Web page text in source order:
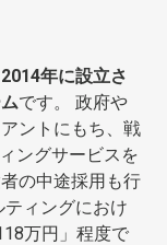
2014年に設立さ
です。 政府や
ントにもち、戦
ングサービスを
の中途採用も行
ィングにおけ
万円」程度で